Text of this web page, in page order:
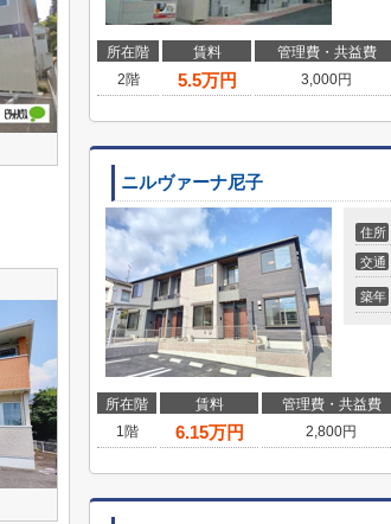
所在階 賃料 管理費・共益費
2階
5.5万円 3,000円
ニルヴァーナ尼子
住所
交通
築年
所在階 賃料 管理費・共益費
1階
6.15万円 2,800円